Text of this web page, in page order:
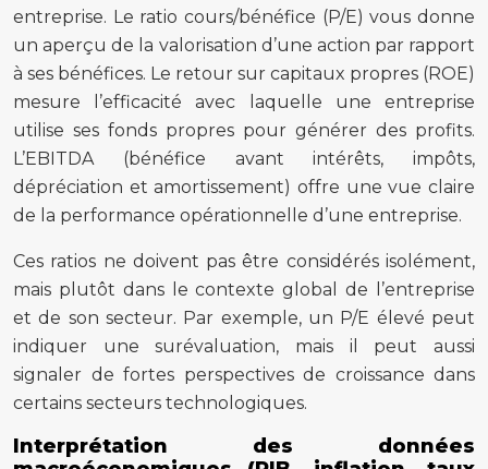
entreprise. Le ratio cours/bénéfice (P/E) vous donne
un aperçu de la valorisation d’une action par rapport
à ses bénéfices. Le retour sur capitaux propres (ROE)
mesure l’efficacité avec laquelle une entreprise
utilise ses fonds propres pour générer des profits.
L’EBITDA (bénéfice avant intérêts, impôts,
dépréciation et amortissement) offre une vue claire
de la performance opérationnelle d’une entreprise.
Ces ratios ne doivent pas être considérés isolément,
mais plutôt dans le contexte global de l’entreprise
et de son secteur. Par exemple, un P/E élevé peut
indiquer une surévaluation, mais il peut aussi
signaler de fortes perspectives de croissance dans
certains secteurs technologiques.
Interprétation des données